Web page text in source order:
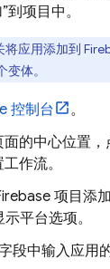
项目中。
将应用添加到
变体。
控制台
。
的中心位置，
作流。
项目添
示平台选项。
段中输入应用